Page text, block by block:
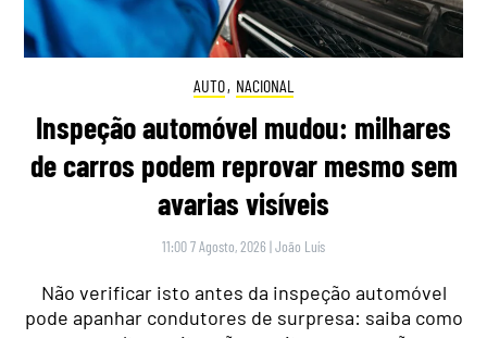
AUTO, NACIONAL
Inspeção automóvel mudou: milhares
de carros podem reprovar mesmo sem
avarias visíveis
11:00 7 Agosto, 2026 |João Luís
Não verificar isto antes da inspeção automóvel
pode apanhar condutores de surpresa: saiba como